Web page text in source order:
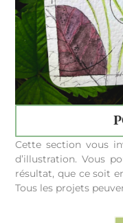
Cette section vous
d’illustration. Vous
résultat, que ce soit
Tous les projets